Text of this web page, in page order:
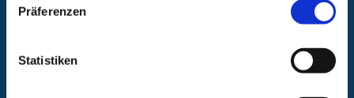
Präferenzen
Statistiken
A.R.Z. Ambulantes Rehabilitationszentrum